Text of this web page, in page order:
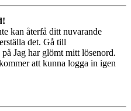
kan återfå ditt nuvarande
det. Gå till
Jag har glömt mitt lösenord.
att kunna logga in igen